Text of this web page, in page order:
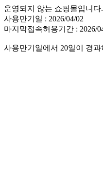
운영되지 않는 쇼핑몰입니다.
사용만기일 : 2026/04/02
마지막접속허용기간 : 2026/
사용만기일에서 20일이 경